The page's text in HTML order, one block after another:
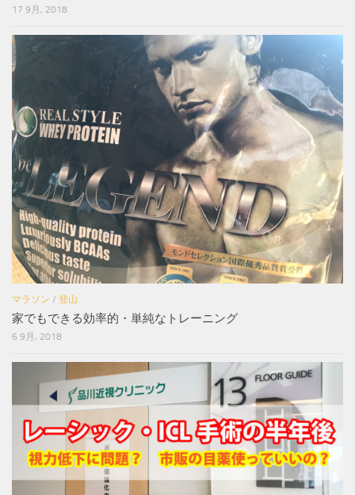
17 9月, 2018
マラソン / 登山
家でもできる効率的・単純なトレーニング
6 9月, 2018